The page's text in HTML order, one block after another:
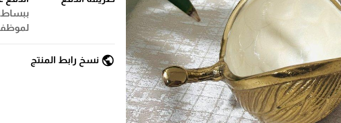
public نسخ رابط المنتج